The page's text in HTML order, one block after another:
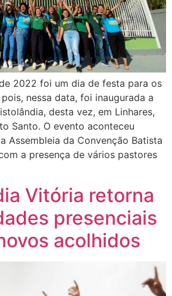
2022 foi um dia de festa para os
nessa data, foi inaugurada a
desta vez, em Linhares,
Santo. O evento aconteceu
Assembleia da Convenção Batista
a presença de vários pastores
Vitória retorna
presenciais
acolhidos